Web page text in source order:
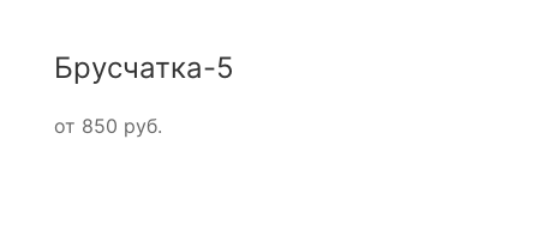
Брусчатка-5
от 850 руб.